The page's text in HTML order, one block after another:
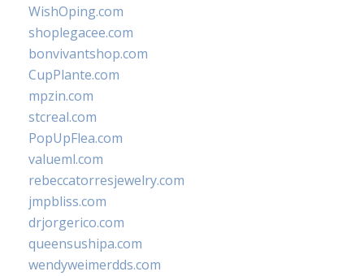
WishOping.com
shoplegacee.com
bonvivantshop.com
CupPlante.com
mpzin.com
stcreal.com
PopUpFlea.com
valueml.com
rebeccatorresjewelry.com
jmpbliss.com
drjorgerico.com
queensushipa.com
wendyweimerdds.com